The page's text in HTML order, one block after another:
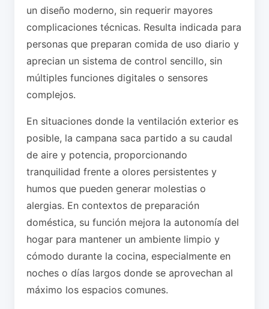
un diseño moderno, sin requerir mayores
complicaciones técnicas. Resulta indicada para
personas que preparan comida de uso diario y
aprecian un sistema de control sencillo, sin
múltiples funciones digitales o sensores
complejos.
En situaciones donde la ventilación exterior es
posible, la campana saca partido a su caudal
de aire y potencia, proporcionando
tranquilidad frente a olores persistentes y
humos que pueden generar molestias o
alergias. En contextos de preparación
doméstica, su función mejora la autonomía del
hogar para mantener un ambiente limpio y
cómodo durante la cocina, especialmente en
noches o días largos donde se aprovechan al
máximo los espacios comunes.